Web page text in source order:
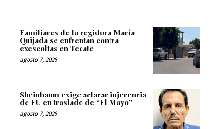
Familiares de la regidora María
Quijada se enfrentan contra
exescoltas en Tecate
agosto 7, 2026
Sheinbaum exige aclarar injerencia
de EU en traslado de “El Mayo”
agosto 7, 2026